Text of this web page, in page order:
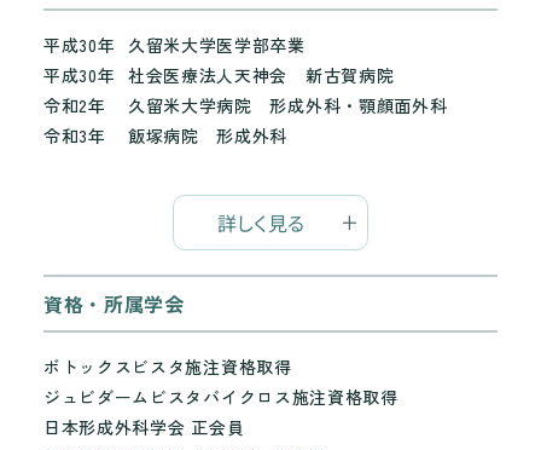
平成30年
久留米大学医学部卒業
平成30年 社会医療法人天神会 新古賀病院
令和2年
久留米大学病院 形成外科・顎顔面外科
令和3年
飯塚病院 形成外科
詳しく見る
資格・所属学会
ボトックスビスタ施注資格取得
ジュビダームビスタバイクロス施注資格取得
日本形成外科学会 正会員